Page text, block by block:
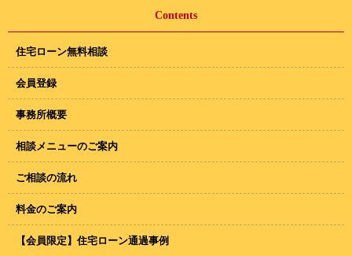
Contents
住宅ローン無料相談
会員登録
事務所概要
相談メニューのご案内
ご相談の流れ
料金のご案内
【会員限定】住宅ローン通過事例